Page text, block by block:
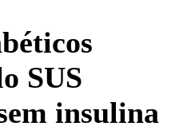
SUS
insulina